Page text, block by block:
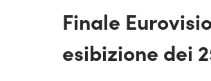
Finale
esibizione dei